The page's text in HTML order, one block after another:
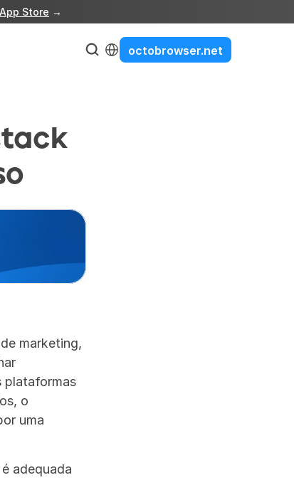
Store →
Select Language
octobrowser.net
marketing,
plataformas
o
uma
adequada